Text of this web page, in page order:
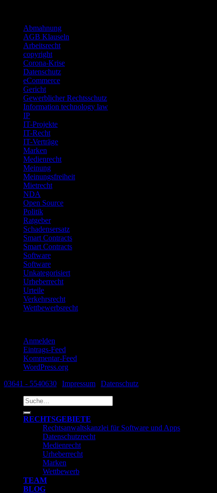
Abmahnung
AGB Klauseln
Arbeitsrecht
copyright
Corona-Krise
Datenschutz
eCommerce
Gericht
Gewerblicher Rechtsschutz
Information technology law
IP
IT-Projekte
IT-Recht
IT-Verträge
Marken
Medienrecht
Meinung
Meinungsfreiheit
Mietrecht
NDA
Open Source
Politik
Ratgeber
Schadensersatz
Smart Contracts
Smart Contracts
Software
Software
Unkategorisiert
Urheberrecht
Urteile
Verkehrsrecht
Wettbewerbsrecht
Anmelden
Eintrags-Feed
Kommentar-Feed
WordPress.org
03641 - 5540630
Impressum
Datenschutz
Suche
nach:
RECHTSGEBIETE
Rechtsanwaltskanzlei für Software und Apps
Datenschutzrecht
Medienrecht
Urheberrecht
Marken
Wettbewerb
TEAM
BLOG